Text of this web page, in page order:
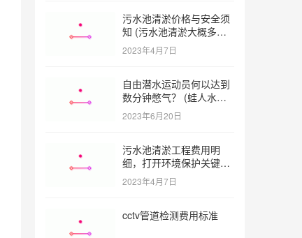
污水池清淤价格与安全须
知 (污水池清淤大概多少
一方)
2023年4月7日
自由潜水运动员何以达到
数分钟憋气？ (蛙人水下
憋气最长多久)
2023年6月20日
污水池清淤工程费用明
细，打开环境保护关键之
门 (污水池清淤工程报价
明细)
2023年4月7日
cctv管道检测费用标准